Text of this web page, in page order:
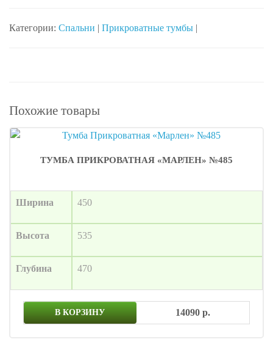
Категории: Спальни | Прикроватные тумбы |
Похожие товары
ТУМБА ПРИКРОВАТНАЯ «МАРЛЕН» №485
Ширина 450
Высота 535
Глубина 470
В КОРЗИНУ 14090 р.